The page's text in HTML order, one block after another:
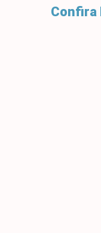
Confira